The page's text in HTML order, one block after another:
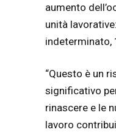
aumento
unità
indeterminato,
“Questo è un
significativo
rinascere e le
lavoro